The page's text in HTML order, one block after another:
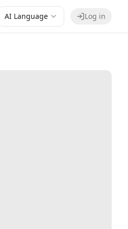
AI Language Log in